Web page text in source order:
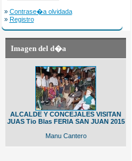
» Contrase�a olvidada
» Registro
Imagen del d�a
ALCALDE Y CONCEJALES VISITAN
JUAS Tio Blas FERIA SAN JUAN 2015
Manu Cantero